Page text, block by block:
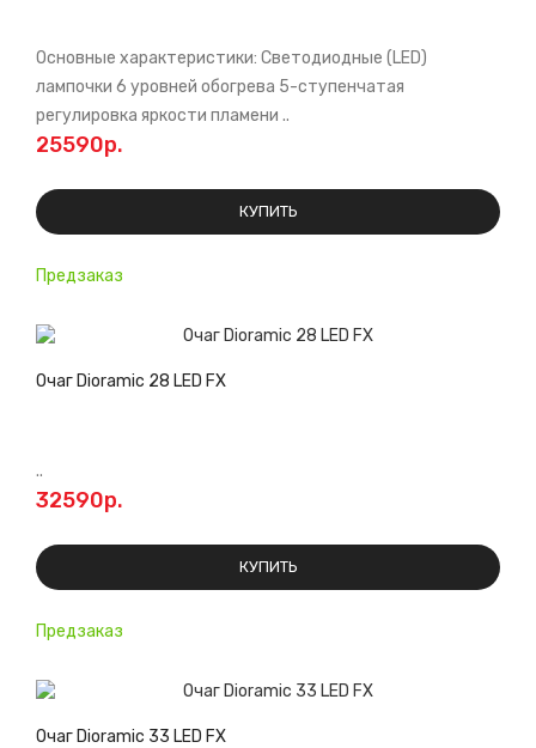
Предзаказ
Основные характеристики: Светодиодные (LED)
лампочки 6 уровней обогрева 5-ступенчатая
регулировка яркости пламени ..
25590р.
КУПИТЬ
Предзаказ
Очаг Dioramic 28 LED FX
..
32590р.
КУПИТЬ
Очаг Dioramic 33 LED FX